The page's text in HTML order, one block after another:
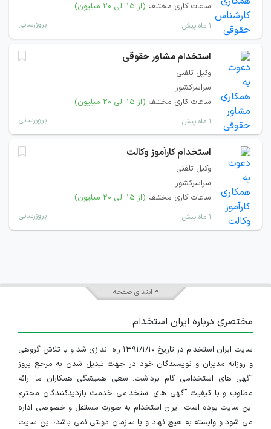
ساعات کاری مختلف (از ۱۵ الی ۲۰ میلیون)
۱ ماه پیش بروزرسانی
استخدام مشاور حقوقی
وکیل تلفنی
سراسرکشور
ساعات کاری مختلف (از ۱۵ الی ۲۰ میلیون)
۱ ماه پیش بروزرسانی
استخدام کارآموز وکالت
وکیل تلفنی
سراسرکشور
ساعات کاری مختلف (از ۱۵ الی ۲۰ میلیون)
۱ ماه پیش بروزرسانی
ابتدای صفحه
مختصری درباره ایران استخدام
سایت ایران استخدام در تاریخ ۱۳۹۱/۱/۱۰ راه اندازی شد و با تلاش گروهی
و روزانه مدیران و نویسندگان خود در جهت تبدیل شدن به مرجع بروز
آگهی های استخدامی گام برداشت. سعی همیشگی همکاران ما ارائه
مطلوب و با کیفیت آگهی های استخدامی خدمت بازدیدکنندگان محترم
این سایت بوده است. ایران استخدام به صورت مستقل و خصوصی اداره
می شود و وابسته به هیچ نهاد و یا سازمان دولتی نمی باشد، این سایت